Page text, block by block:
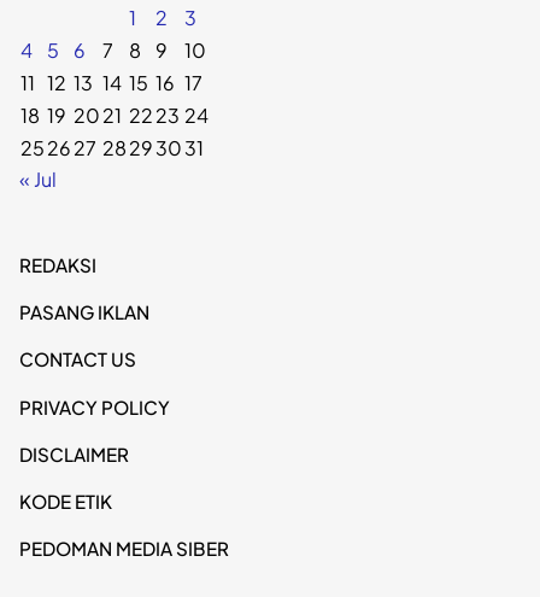
1
2
3
4
5 6 7 8 9
10
11 12 13 14 15 16 17
18 19 2021 2223 24
252627 28293031
« Jul
REDAKSI
PASANG IKLAN
CONTACT US
PRIVACY POLICY
DISCLAIMER
KODE ETIK
PEDOMAN MEDIA SIBER